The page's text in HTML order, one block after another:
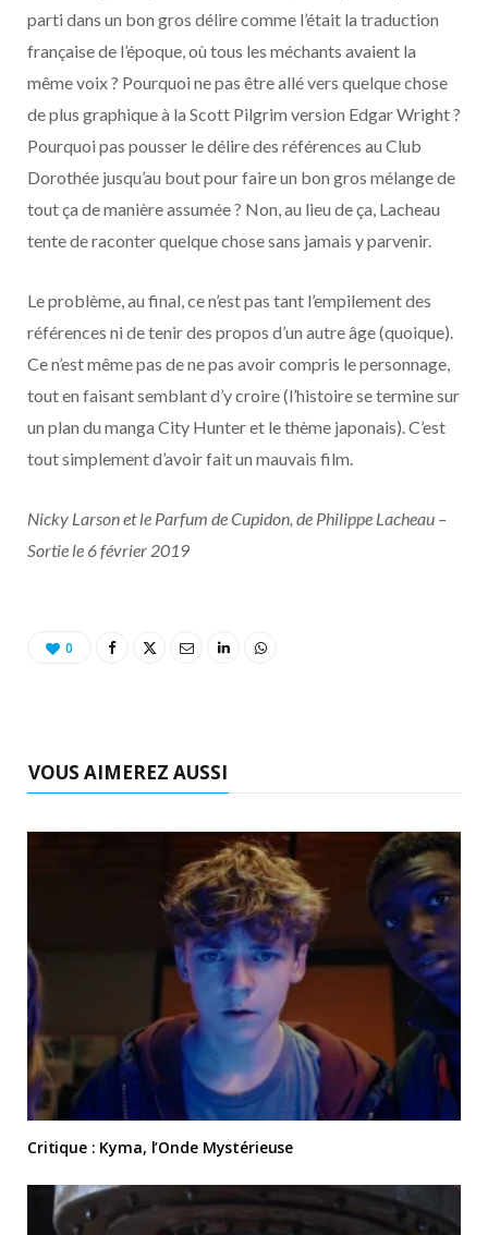
parti dans un bon gros délire comme l’était la traduction
française de l’époque, où tous les méchants avaient la
même voix ? Pourquoi ne pas être allé vers quelque chose
de plus graphique à la Scott Pilgrim version Edgar Wright ?
Pourquoi pas pousser le délire des références au Club
Dorothée jusqu’au bout pour faire un bon gros mélange de
tout ça de manière assumée ? Non, au lieu de ça, Lacheau
tente de raconter quelque chose sans jamais y parvenir.
Le problème, au final, ce n’est pas tant l’empilement des
références ni de tenir des propos d’un autre âge (quoique).
Ce n’est même pas de ne pas avoir compris le personnage,
tout en faisant semblant d’y croire (l’histoire se termine sur
un plan du manga City Hunter et le thème japonais). C’est
tout simplement d’avoir fait un mauvais film.
Nicky Larson et le Parfum de Cupidon, de Philippe Lacheau –
Sortie le 6 février 2019
0
VOUS AIMEREZ AUSSI
Critique : Kyma, l’Onde Mystérieuse